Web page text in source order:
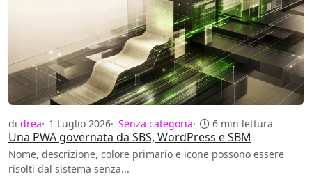
di drea 1 Luglio 2026 Senza categoria 6 min lettura
Una PWA governata da SBS, WordPress e SBM
Nome, descrizione, colore primario e icone possono essere
risolti dal sistema senza...